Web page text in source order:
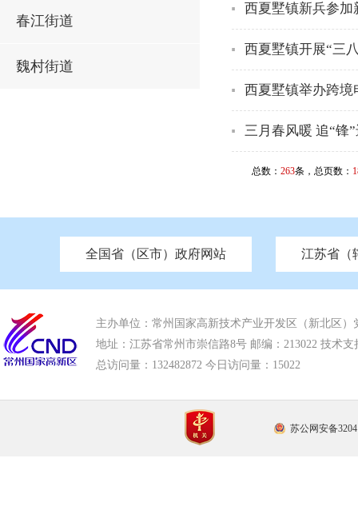
春江街道
魏村街道
西夏墅镇新兵参
西夏墅镇开展“三
西夏墅镇举办跨境
三月春风暖 追“锋
总数： 263条，总页数：
全国省（区市）政府网站
北京 天津 重庆 河南 河北 山西
江苏省（
中国江苏 南京市政府 苏州市政府 无锡
市发改委 市工信局 市教育局 市科技局 市
市应急管理局 市审计局 市外事办 市生态
主办单位：常州国家高新技术产业开发区（新北区）
地址：江苏省常州市崇信路8号 邮编：213022 技术支
总访问量： 132482872 今日访问量： 15022
苏公网安备